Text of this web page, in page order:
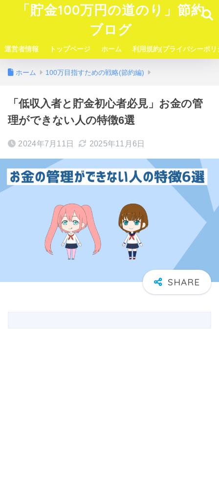
「貯金100万円の道のり」節約
ブログ
運営者情報 トップページ ホーム 利用規約(プライバシーポリ
ホーム 100万目指すための戦略(節約編)
「低収入者と貯金初心者必見」お金の管
理ができない人の特徴6選
2024年7月11日 2025年11月6日